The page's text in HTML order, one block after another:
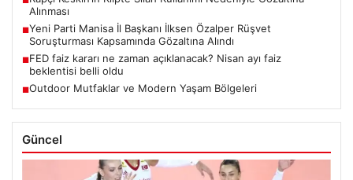
Alınması
■Yeni Parti Manisa İl Başkanı İlksen Özalper Rüşvet
Soruşturması Kapsamında Gözaltına Alındı
■FED faiz kararı ne zaman açıklanacak? Nisan ayı faiz
beklentisi belli oldu
■Outdoor Mutfaklar ve Modern Yaşam Bölgeleri
Güncel